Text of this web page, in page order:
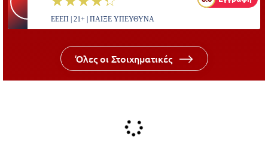
ΕΕΕΠ | 21+ | ΠΑΙΞΕ ΥΠΕΥΘΥΝΑ
Όλες οι Στοιχηματικές